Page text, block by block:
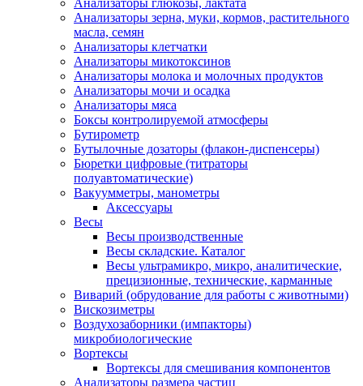
Анализаторы глюкозы, лактата
Анализаторы зерна, муки, кормов, растительного
масла, семян
Анализаторы клетчатки
Анализаторы микотоксинов
Анализаторы молока и молочных продуктов
Анализаторы мочи и осадка
Анализаторы мяса
Боксы контролируемой атмосферы
Бутирометр
Бутылочные дозаторы (флакон-диспенсеры)
Бюретки цифровые (титраторы
полуавтоматические)
Вакуумметры, манометры
Аксессуары
Весы
Весы производственные
Весы складские. Каталог
Весы ультрамикро, микро, аналитические,
прецизионные, технические, карманные
Виварий (обрудование для работы с животными)
Вискозиметры
Воздухозаборники (импакторы)
микробиологические
Вортексы
Вортексы для смешивания компонентов
Анализаторы размера частиц